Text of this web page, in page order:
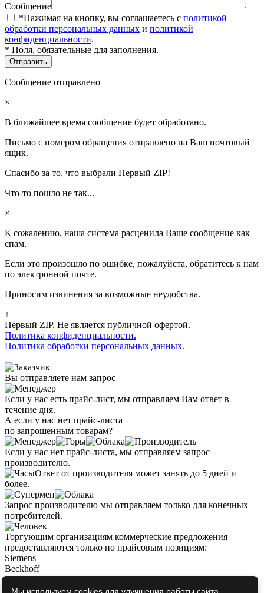
Сообщение
*Нажимая на кнопку, вы соглашаетесь с политикой
обработки персональных данных и политикой
конфиденциальности.
* Поля, обязательные для заполнения.
Сообщение отправлено
×
В ближайшее время сообщение будет обработано.
Письмо с номером обращения отправлено на Ваш почтовый
ящик.
Спасибо за то, что выбрали Первый ZIP!
Что-то пошло не так...
×
К сожалению, наша система расценила Ваше сообщение как
спам.
Если это произошло по ошибке, пожалуйста, обратитесь к нам
по электронной почте.
Приносим извинения за возможные неудобства.
↑
Первый ZIP. Не является публичной офертой.
Политика конфиденциальности.
Политика обработки персональных данных.
Вы отправляете нам запрос
Если у нас есть прайс-лист, мы отправляем Вам ответ в
течение дня.
А если у нас нет прайс-листа
по запрошенным товарам?
Если у нас нет прайс-листа, мы отправляем запрос
производителю.
Ответ от производителя может занять до 5 дней и
более.
Запрос производителю мы отправляем только для конечных
потребителей.
Торгующим организациям коммерческие предложения
предоставляются только по прайсовым позициям:
Siemens
Beckhoff
Pepperl+Fuchs
Phoenix Contact